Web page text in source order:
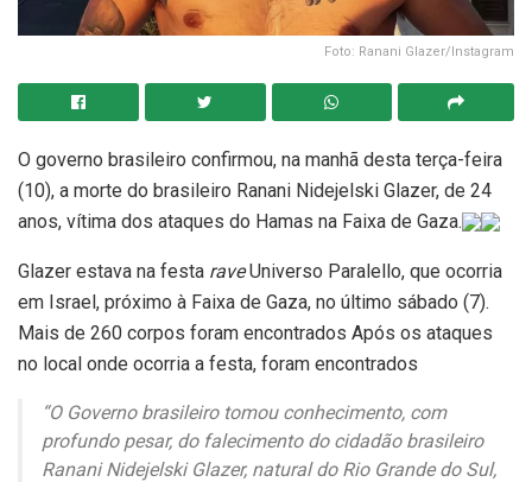
Foto: Ranani Glazer/Instagram
O governo brasileiro confirmou, na manhã desta terça-feira
(10), a morte do brasileiro Ranani Nidejelski Glazer, de 24
anos, vítima dos ataques do Hamas na Faixa de Gaza.
Glazer estava na festa raveUniverso Paralello, que ocorria
em Israel, próximo à Faixa de Gaza, no último sábado (7).
Mais de 260 corpos foram encontrados Após os ataques
no local onde ocorria a festa, foram encontrados
“O Governo brasileiro tomou conhecimento, com
profundo pesar, do falecimento do cidadão brasileiro
Ranani Nidejelski Glazer, natural do Rio Grande do Sul,